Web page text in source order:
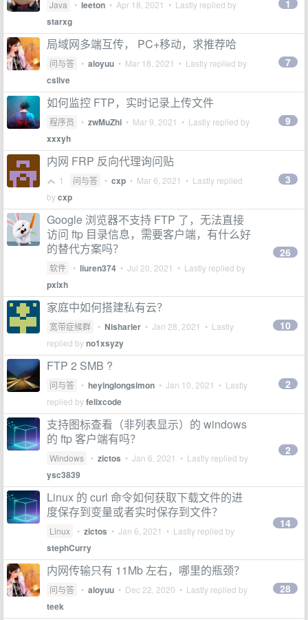
Java • leeton • Apr 18, 2021 • Lastly replied by
starxg
1
局域网多端互传， PC+移动，求推荐哈
问与答 • aloyuu • Mar 18, 2021 • Lastly replied by
cslive
7
如何监控 FTP，实时记录上传文件
程序员 • zwMuZhi • Mar 9, 2021 • Lastly replied by
xxxyh
9
内网 FRP 反向代理询问贴
1 问与答 • cxp • Mar 6, 2021 • Lastly replied
bycxp
3
Google 浏览器不支持 FTP 了，无法直接
访问 ftp 目录信息，需要客户端，有什么好
的替代方案吗？
软件 • liuren374 • Jul 20, 2021 • Lastly replied by
pxlxh
26
家庭中如何搭建私有云？
宽带症候群 • Nisharler • Jan 28, 2021 • Lastly
replied byno1xsyzy
10
FTP 2 SMB ?
问与答 • heyinglongsimon • Jan 10, 2021 • Lastly
replied byfelixcode
2
支持图标查看（非列表显示）的 windows
的 ftp 客户端有吗？
Windows • zictos • Jan 6, 2021 • Lastly replied by
ysc3839
2
Linux 的 curl 命令如何获取下载文件的进
度保存到变量或者实时保存到文件？
Linux • zictos • Jan 6, 2021 • Lastly replied by
stephCurry
14
内网传输只有 11Mb 左右，哪里的瓶颈？
问与答 • aloyuu • Dec 22, 2020 • Lastly replied by
teek
28